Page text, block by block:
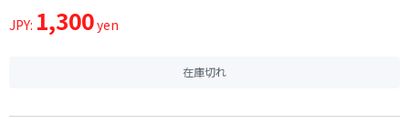
JPY: 1,300yen
在庫切れ